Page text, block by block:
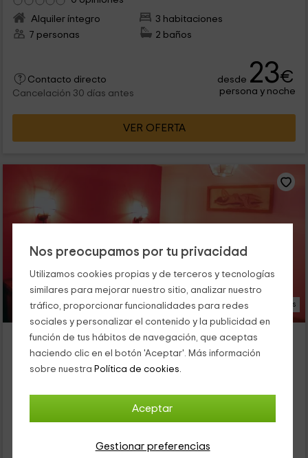
Nos preocupamos por tu privacidad
Utilizamos cookies propias y de terceros y tecnologías
similares para mejorar nuestro sitio, analizar nuestro
tráfico, proporcionar funcionalidades para redes
sociales y personalizar el contenido y la publicidad en
función de tus hábitos de navegación, que aceptas
haciendo clic en el botón 'Aceptar'. Más información
sobre nuestra Política de cookies.
Aceptar
Gestionar preferencias
Alquiler íntegro
3 habitaciones
7 personas
2 baños
Contacto directo
Cancelación 30 días antes
desde 23€
persona y noche
VER OFERTA
24 Fotos
Casa Mirizabal
Alojamiento ubicado a 3.6km de Orisoain
Oloriz, Navarra
4 habitaciones
10 personas
3 baños